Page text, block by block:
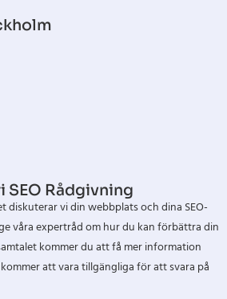
SEO Rådgivning
diskuterar vi din webbplats och dina SEO-
våra expertråd om hur du kan förbättra din
kommer du att få mer information
att vara tillgängliga för att svara på